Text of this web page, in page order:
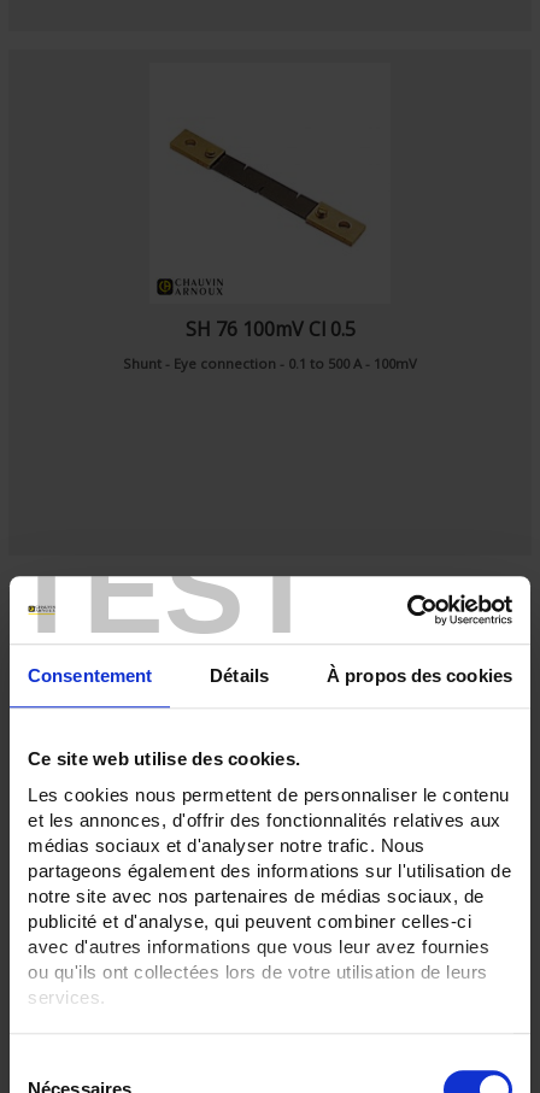
TEST
Consentement Détails À propos des cookies
Ce site web utilise des cookies.
Les cookies nous permettent de personnaliser le contenu
et les annonces, d'offrir des fonctionnalités relatives aux
médias sociaux et d'analyser notre trafic. Nous
partageons également des informations sur l'utilisation de
notre site avec nos partenaires de médias sociaux, de
publicité et d'analyse, qui peuvent combiner celles-ci
avec d'autres informations que vous leur avez fournies
ou qu'ils ont collectées lors de votre utilisation de leurs
services.
SH 76 100mV Cl 0.5
Shunt - Eye connection - 0.1 to 500 A - 100mV
SH 76 200mV Cl 0.2
Shunt - Eye connection - 2 to 200 A - 200mV